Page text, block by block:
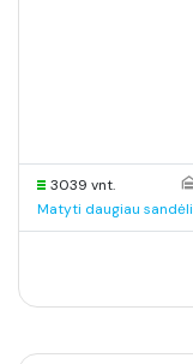
3039 vnt.
Matyti daugiau